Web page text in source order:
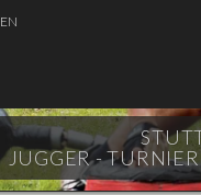
EN
JUGGER -